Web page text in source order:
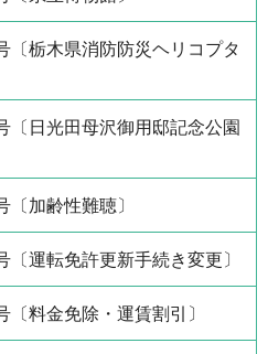
〔栃木県消防防災ヘリコプタ
〔日光田母沢御用邸記念公園
〔加齢性難聴〕
〔運転免許更新手続き変更〕
〔料金免除・運賃割引〕